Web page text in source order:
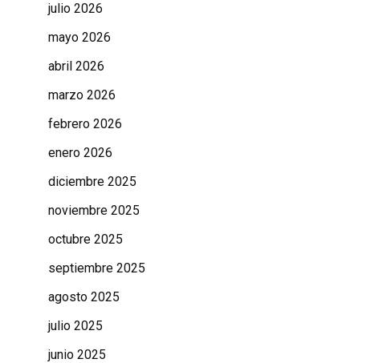
julio 2026
mayo 2026
abril 2026
marzo 2026
febrero 2026
enero 2026
diciembre 2025
noviembre 2025
octubre 2025
septiembre 2025
agosto 2025
julio 2025
junio 2025